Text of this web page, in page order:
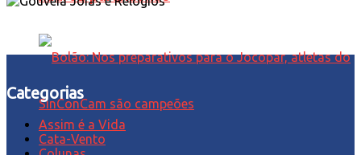
Categorias
Assim é a Vida
Cata-Vento